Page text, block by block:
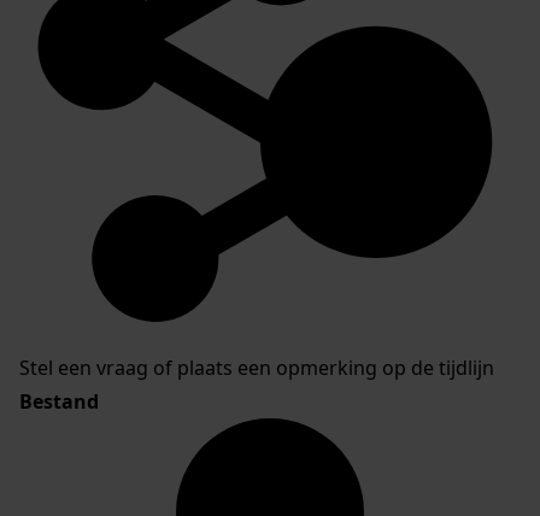
Stel een vraag of plaats een opmerking op de tijdlijn
Bestand